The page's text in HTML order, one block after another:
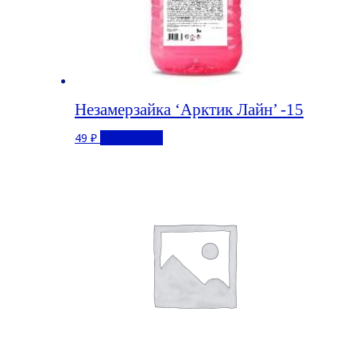
Незамерзайка ‘Арктик Лайн’ -15
49 ₽